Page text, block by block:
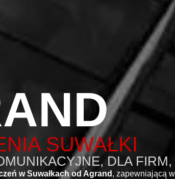
SUWAŁKI
DLA
w Suwałkach od Agrand , zapewniającą